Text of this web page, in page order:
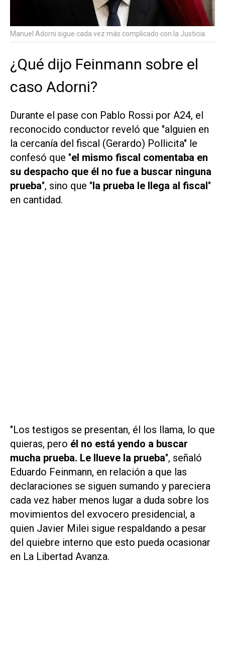
Manuel Adorni sigue cada vez más complicado con la Justicia.
¿Qué dijo Feinmann sobre el
caso Adorni?
Durante el pase con Pablo Rossi por A24, el
reconocido conductor reveló que "alguien en
la cercanía del fiscal (Gerardo) Pollicita" le
confesó que "el mismo fiscal comentaba en
su despacho que él no fue a buscar ninguna
prueba", sino que "la prueba le llega al fiscal"
en cantidad.
"Los testigos se presentan, él los llama, lo que
quieras, pero él no está yendo a buscar
mucha prueba. Le llueve la prueba", señaló
Eduardo Feinmann, en relación a que las
declaraciones se siguen sumando y pareciera
cada vez haber menos lugar a duda sobre los
movimientos del exvocero presidencial, a
quien Javier Milei sigue respaldando a pesar
del quiebre interno que esto pueda ocasionar
en La Libertad Avanza.